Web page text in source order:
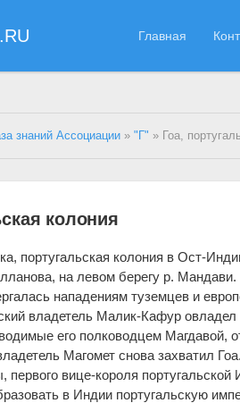
Главная
знаний Ассоциации »"Г" » Гоа,
колония
португальская колония в Ост-
на левом берегу р. Мандави.
нападениям туземцев и
владетель Малик-Кафур овладел
его полководцем Магдавой,
етель Магомет снова захватил Гоа.
вице-короля
в Индии португальскую